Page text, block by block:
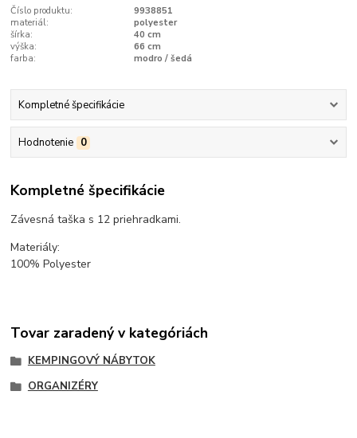
Číslo produktu:
9938851
materiál:
polyester
šírka:
40 cm
výška:
66 cm
farba:
modro / šedá
Kompletné špecifikácie
Hodnotenie 0
Kompletné špecifikácie
Závesná taška s 12 priehradkami.
Materiály:
100% Polyester
Tovar zaradený v kategóriách
KEMPINGOVÝ NÁBYTOK
ORGANIZÉRY